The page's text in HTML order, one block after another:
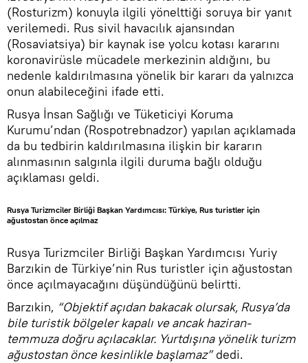
(Rosturizm) konuyla ilgili yönelttiği soruya bir yanıt
verilemedi. Rus sivil havacılık ajansından
(Rosaviatsiya) bir kaynak ise yolcu kotası kararını
koronavirüsle mücadele merkezinin aldığını, bu
nedenle kaldırılmasına yönelik bir kararı da yalnızca
onun alabileceğini ifade etti.
Rusya İnsan Sağlığı ve Tüketiciyi Koruma
Kurumu’ndan (Rospotrebnadzor) yapılan açıklamada
da bu tedbirin kaldırılmasına ilişkin bir kararın
alınmasının salgınla ilgili duruma bağlı olduğu
açıklaması geldi.
Rusya Turizmciler Birliği Başkan Yardımcısı: Türkiye, Rus turistler için
ağustostan önce açılmaz
Rusya Turizmciler Birliği Başkan Yardımcısı Yuriy
Barzıkin de Türkiye’nin Rus turistler için ağustostan
önce açılmayacağını düşündüğünü belirtti.
Barzıkin, “Objektif açıdan bakacak olursak, Rusya’da
bile turistik bölgeler kapalı ve ancak haziran-
temmuza doğru açılacaklar. Yurtdışına yönelik turizm
ağustostan önce kesinlikle başlamaz”dedi.